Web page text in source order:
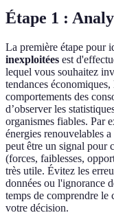
Étape 1 :
La première étape pour
inexploitées est
lequel vous souhaitez
tendances
comportements des
d’observer les
organismes fiables. Par
énergies renouvelables
peut être un signal pour
(forces, faiblesses,
très utile. Évitez les
données ou l'ignorance
temps de comprendre le
votre décision.